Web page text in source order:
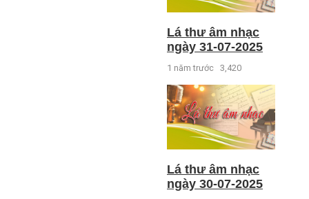
Lá thư âm nhạc
ngày 31-07-2025
1 năm trước 3,420
Lá thư âm nhạc
ngày 30-07-2025